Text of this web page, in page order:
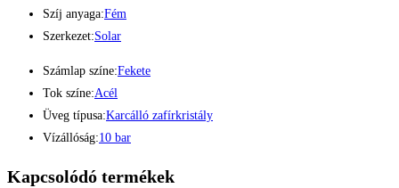
Szíj anyaga:Fém
Szerkezet:Solar
Számlap színe:Fekete
Tok színe:Acél
Üveg típusa:Karcálló zafírkristály
Vízállóság:10 bar
Kapcsolódó termékek